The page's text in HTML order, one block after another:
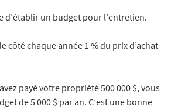
d’établir un budget pour l’entretien.
côté chaque année 1 % du prix d’achat
payé votre propriété 500 000 $, vous
de 5 000 $ par an. C’est une bonne